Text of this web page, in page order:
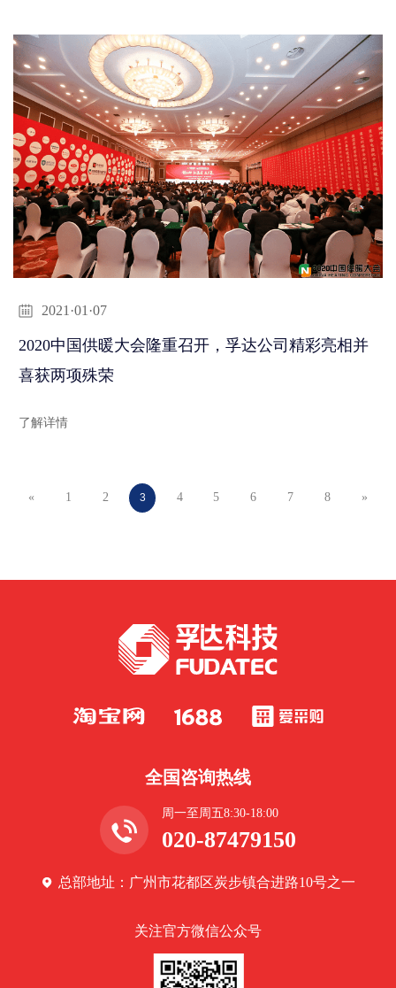
2021·01·07
2020中国供暖大会隆重召开，孚达公司精彩亮相并
喜获两项殊荣
了解详情
« 1 2 3 4 5 6 7 8 »
全国咨询热线
周一至周五8:30-18:00
020-87479150
总部地址：广州市花都区炭步镇合进路10号之一
关注官方微信公众号